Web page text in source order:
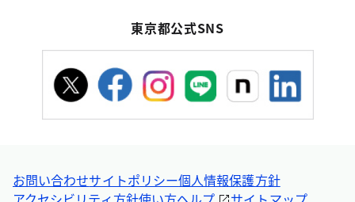
東京都公式SNS
お問い合わせサイトポリシー個人情報保護方針